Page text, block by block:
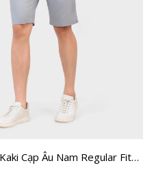
Cạp Âu Nam Regular Fit